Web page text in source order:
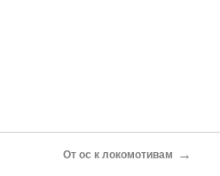
От ос к локомотивам →